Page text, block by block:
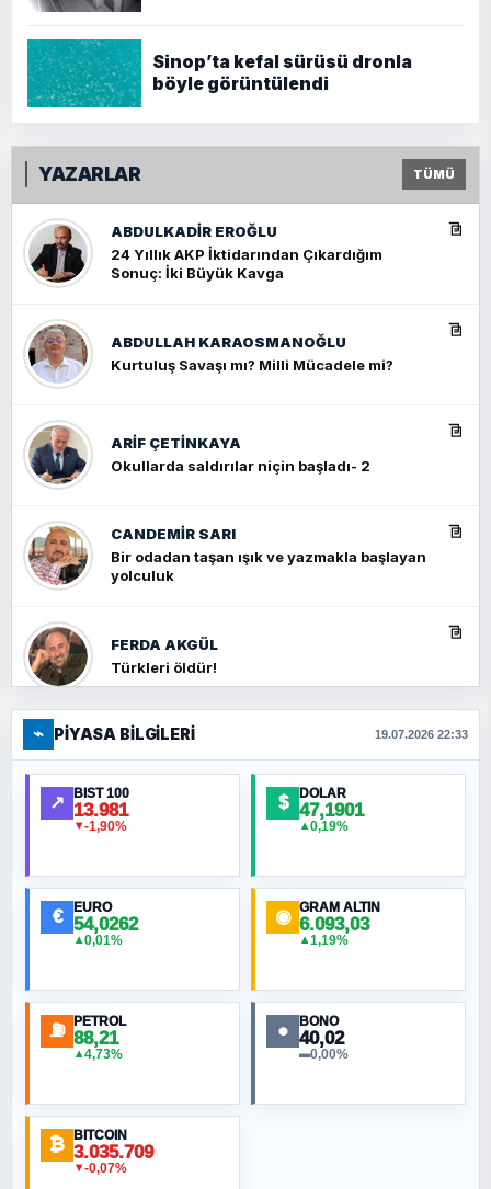
Sinop’ta kefal sürüsü dronla
böyle görüntülendi
YAZARLAR TÜMÜ
ABDULKADIR EROĞLU
24 Yıllık AKP İktidarından Çıkardığım
Sonuç: İki Büyük Kavga
ABDULLAH KARAOSMANOĞLU
Kurtuluş Savaşı mı? Milli Mücadele mi?
ARIF ÇETİNKAYA
Okullarda saldırılar niçin başladı- 2
CANDEMIR SARI
Bir odadan taşan ışık ve yazmakla başlayan
yolculuk
FERDA AKGÜL
Türkleri öldür!
FERHAT BÜYÜKKALKAN
Ankara Zirvesi: NATO Toplantısı mı, Yeni
Ortadoğu Haritasının Provası mı?
MURAT ÖZKAN
NURETTIN BÖLÜK
ORHAN KILIÇOĞLU
Fahişeye beyinli bir müstevli alçağına
⌁ PIYASA BILGILERI 19.07.2026 22:33
↗ BIST 100
13.981
▼-1,90%
$ DOLAR
47,1901
▲0,19%
€ EURO
54,0262
▲0,01%
◉ GRAM ALTIN
6.093,03
▲1,19%
⛽ PETROL
88,21
▲4,73%
● BONO
40,02
▬0,00%
₿ BITCOIN
3.035.709
▼-0,07%